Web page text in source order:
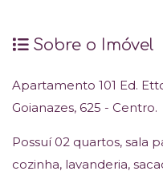
Sobre o Imóvel
Apartamento 101 Ed.
Goianazes, 625 - Centro.
Possuí 02 quartos, sala
cozinha, lavanderia,